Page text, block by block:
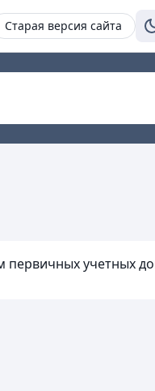
Старая версия сайта
учетных